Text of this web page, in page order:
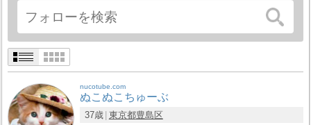
nucotube.com
ぬこぬこちゅーぶ
37歳 東京都豊島区